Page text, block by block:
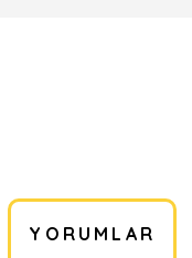
YORUMLAR